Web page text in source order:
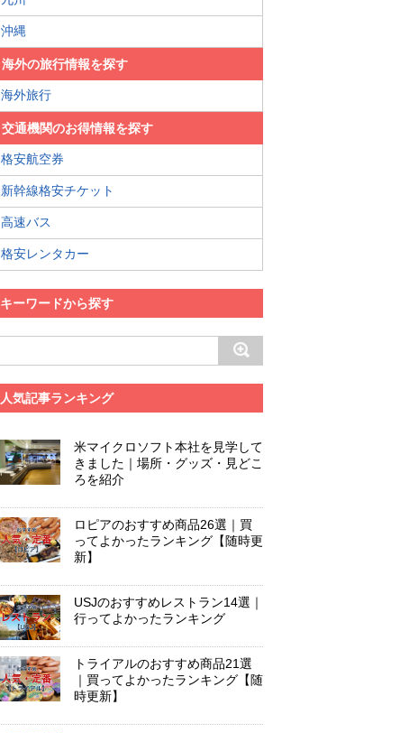
沖縄
海外の旅行情報を探す
海外旅行
交通機関のお得情報を探す
格安航空券
新幹線格安チケット
高速バス
格安レンタカー
キーワードから探す
人気記事ランキング
米マイクロソフト本社を見学して
きました｜場所・グッズ・見どこ
ろを紹介
ロピアのおすすめ商品26選｜買
ってよかったランキング【随時更
新】
USJのおすすめレストラン14選｜
行ってよかったランキング
トライアルのおすすめ商品21選
｜買ってよかったランキング【随
時更新】